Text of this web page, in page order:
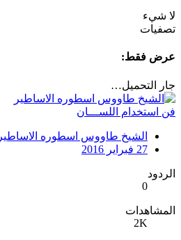
لا شيء
تصفيات
عرض فقط:
جار التحميل…
فن استخدام اللســـان
الشيخ طاووس اسطوره الاساطير
27 فبراير 2016
الردود
0
المشاهدات
2K